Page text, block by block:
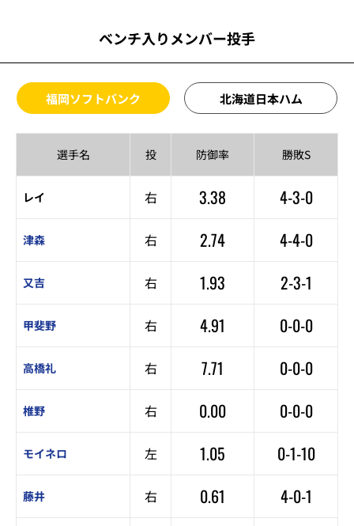
ベンチ入りメンバー投手
福岡ソフトバンク 北海道日本ハム
選手名 投 防御率 勝敗S
レイ 右 3.38 4-3-0
津森 右 2.74 4-4-0
又吉 右 1.93 2-3-1
甲斐野 右 4.91 0-0-0
高橋礼 右 7.71 0-0-0
椎野 右 0.00 0-0-0
モイネロ 左 1.05 0-1-10
藤井 右 0.61 4-0-1